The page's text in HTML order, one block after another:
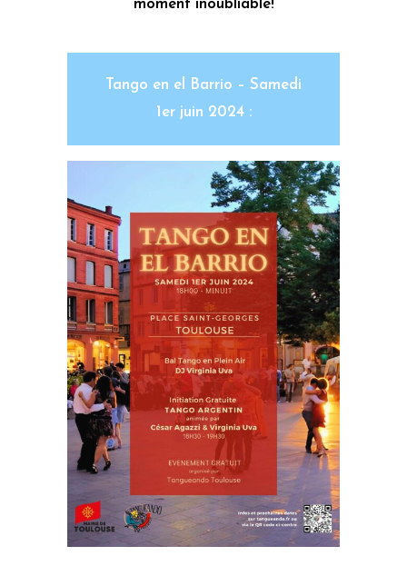
moment inoubliable!
Tango en el Barrio – Samedi
1er juin 2024 :